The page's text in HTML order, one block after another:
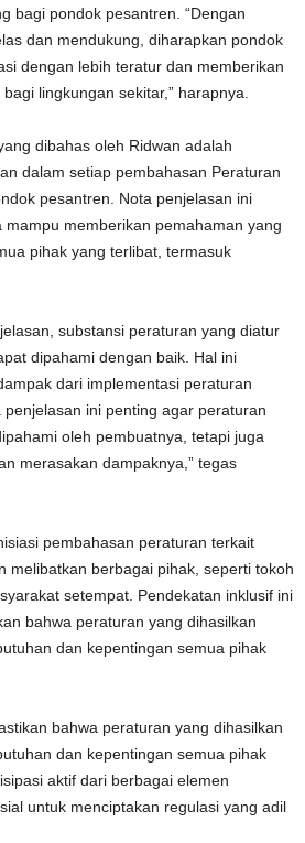
bagi pondok pesantren. “Dengan
dan mendukung, diharapkan pondok
dengan lebih teratur dan memberikan
lingkungan sekitar,” harapnya.
dibahas oleh Ridwan adalah
dalam setiap pembahasan Peraturan
pesantren. Nota penjelasan ini
memberikan pemahaman yang
pihak yang terlibat, termasuk
substansi peraturan yang diatur
dipahami dengan baik. Hal ini
dari implementasi peraturan
penjelasan ini penting agar peraturan
oleh pembuatnya, tetapi juga
merasakan dampaknya,” tegas
pembahasan peraturan terkait
melibatkan berbagai pihak, seperti tokoh
setempat. Pendekatan inklusif ini
bahwa peraturan yang dihasilkan
dan kepentingan semua pihak
bahwa peraturan yang dihasilkan
dan kepentingan semua pihak
aktif dari berbagai elemen
untuk menciptakan regulasi yang adil